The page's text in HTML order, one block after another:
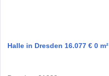
Halle in Dresden 16.077 € 0 m²